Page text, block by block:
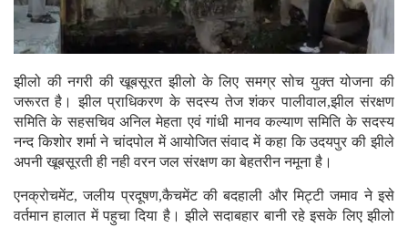
झीलो की नगरी की खूबसूरत झीलो के लिए समग्र सोच युक्त योजना की
जरूरत है। झील प्राधिकरण के सदस्य तेज शंकर पालीवाल,झील संरक्षण
समिति के सहसचिव अनिल मेहता एवं गांधी मानव कल्याण समिति के सदस्य
नन्द किशोर शर्मा ने चांदपोल में आयोजित संवाद में कहा कि उदयपुर की झीले
अपनी खूबसूरती ही नही वरन जल संरक्षण का बेहतरीन नमूना है।
एनक्रोचमेंट, जलीय प्रदूषण,कैचमेंट की बदहाली और मिट्टी जमाव ने इसे
वर्तमान हालात में पहुचा दिया है। झीले सदाबहार बानी रहे इसके लिए झीलो